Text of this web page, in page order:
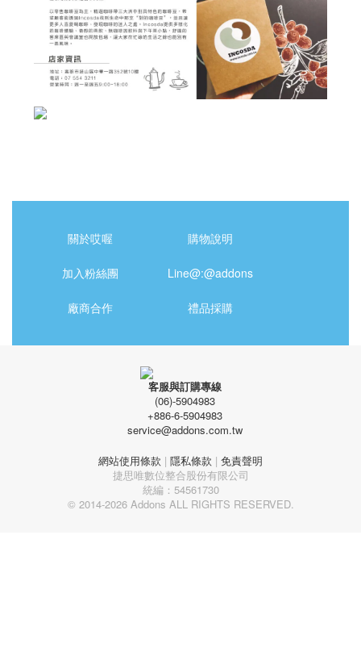
關於哎喔 購物說明
加入粉絲團 Line@:@addons
廠商合作 禮品採購
客服與訂購專線
(06)-5904983
+886-6-5904983
service@addons.com.tw
網站使用條款 | 隱私條款 | 免責聲明
捷思唯數位整合股份有限公司
統編：54561730
© 2014-2026 Addons ALL RIGHTS RESERVED.